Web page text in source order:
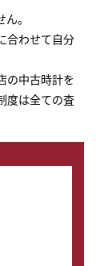
。
合わせて自分
の中古時計を
度は全ての査